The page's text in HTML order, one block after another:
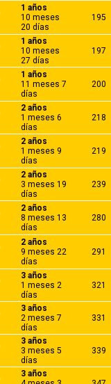
1 años
10 meses
20 días
195
1 años
10 meses
27 días
197
1 años
11 meses 7
días
200
2 años
1 meses 6
días
218
2 años
1 meses 9
días
219
2 años
3 meses 19
días
239
2 años
8 meses 13
días
280
2 años
9 meses 22
días
291
3 años
1 meses 2
días
321
3 años
2 meses 7
días
331
3 años
3 meses 5
días
339
3 años